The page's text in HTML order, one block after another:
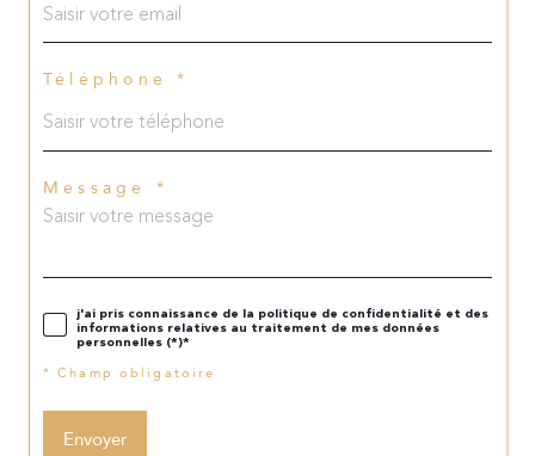
Téléphone *
Message *
j'ai pris connaissance de la politique de confidentialité et des
informations relatives au traitement de mes données
personnelles (*)*
* Champ obligatoire
Envoyer